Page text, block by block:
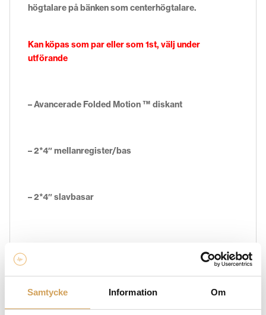
Samtycke Information Om
högtalare på bänken som centerhögtalare.
Kan köpas som par eller som 1st, välj under
utförande
– Avancerade Folded Motion ™ diskant
– 2*4″ mellanregister/bas
–2*4″slavbasar
EGENSKAPER